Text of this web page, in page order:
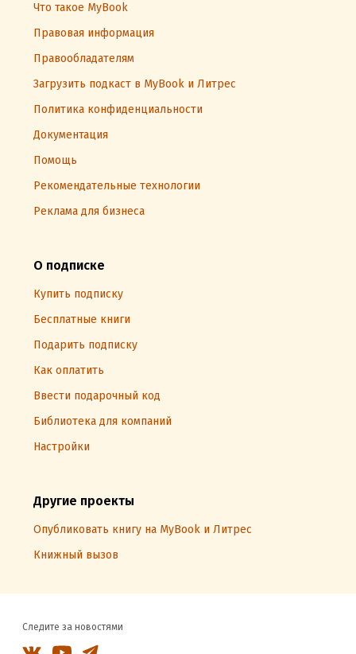
Что такое MyBook
Правовая информация
Правообладателям
Загрузить подкаст в MyBook и Литрес
Политика конфиденциальности
Документация
Помощь
Рекомендательные технологии
Реклама для бизнеса
О подписке
Купить подписку
Бесплатные книги
Подарить подписку
Как оплатить
Ввести подарочный код
Библиотека для компаний
Настройки
Другие проекты
Опубликовать книгу на MyBook и Литрес
Книжный вызов
Следите за новостями